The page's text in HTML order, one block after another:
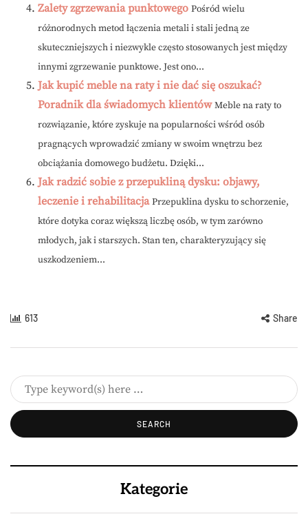
Zalety zgrzewania punktowego Pośród wielu
różnorodnych metod łączenia metali i stali jedną ze
skuteczniejszych i niezwykle często stosowanych jest między
innymi zgrzewanie punktowe. Jest ono...
Jak kupić meble na raty i nie dać się oszukać?
Poradnik dla świadomych klientów Meble na raty to
rozwiązanie, które zyskuje na popularności wśród osób
pragnących wprowadzić zmiany w swoim wnętrzu bez
obciążania domowego budżetu. Dzięki...
Jak radzić sobie z przepukliną dysku: objawy,
leczenie i rehabilitacja Przepuklina dysku to schorzenie,
które dotyka coraz większą liczbę osób, w tym zarówno
młodych, jak i starszych. Stan ten, charakteryzujący się
uszkodzeniem...
613 Share
Kategorie